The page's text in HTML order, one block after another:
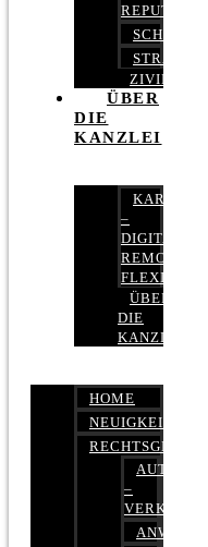
ÜBER
DIE
KANZLEI
KARRIERE
–
DIGITAL,
REMOTE,
FLEXIBEL
ÜBER
DIE
KANZLEI
HOME
NEUIGKEITEN
RECHTSGEBIETE
–